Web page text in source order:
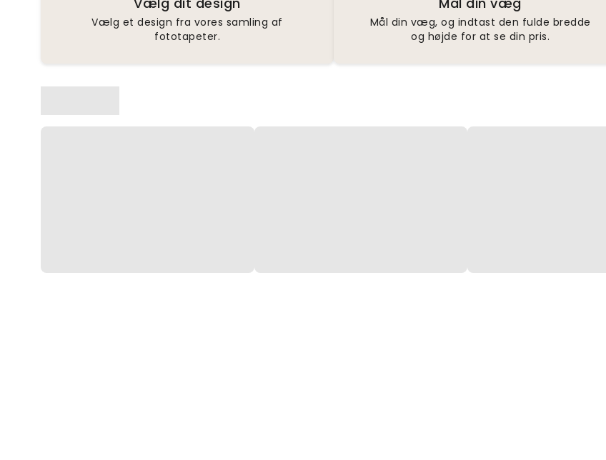
Vælg et design fra vores samling af
fototapeter.
Mål din væg, og indtast den fulde bredde
og højde for at se din pris.